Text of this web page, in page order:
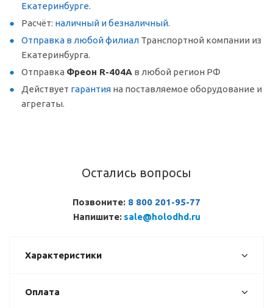
Екатеринбурге.
Расчёт: наличный и безналичный.
Отправка в любой филиал Транспортной компании из
Екатеринбурга.
Отправка Фреон R-404A в любой регион РФ
Действует гарантия на поставляемое оборудование и
агрегаты.
Остались вопросы
Позвоните: 8 800 201-95-77
Напишите: sale@holodhd.ru
Характеристики
Оплата